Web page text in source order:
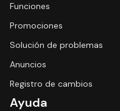
Funciones
Promociones
Solución de problemas
Anuncios
Registro de cambios
Ayuda